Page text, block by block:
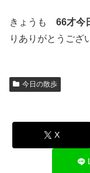
きょうも 66才今
りありがとうござ
今日の散歩
X